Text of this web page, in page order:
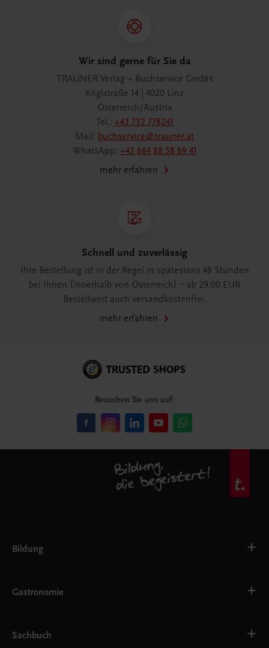
Wir sind gerne für Sie da
TRAUNER Verlag + Buchservice GmbH
Köglstraße 14 | 4020 Linz
Österreich/Austria
Tel.: +43 732 778241
Mail: buchservice@trauner.at
WhatsApp: +43 664 88 58 69 41
mehr erfahren
Schnell und zuverlässig
Ihre Bestellung ist in der Regel in spätestens 48 Stunden
bei Ihnen (innerhalb von Österreich) – ab 29,00 EUR
Bestellwert auch versandkostenfrei.
mehr erfahren
Besuchen Sie uns auf:
Bildung
AHS
EWF/ZWF
FW
Gastronomie
Getränke
Sachbuch